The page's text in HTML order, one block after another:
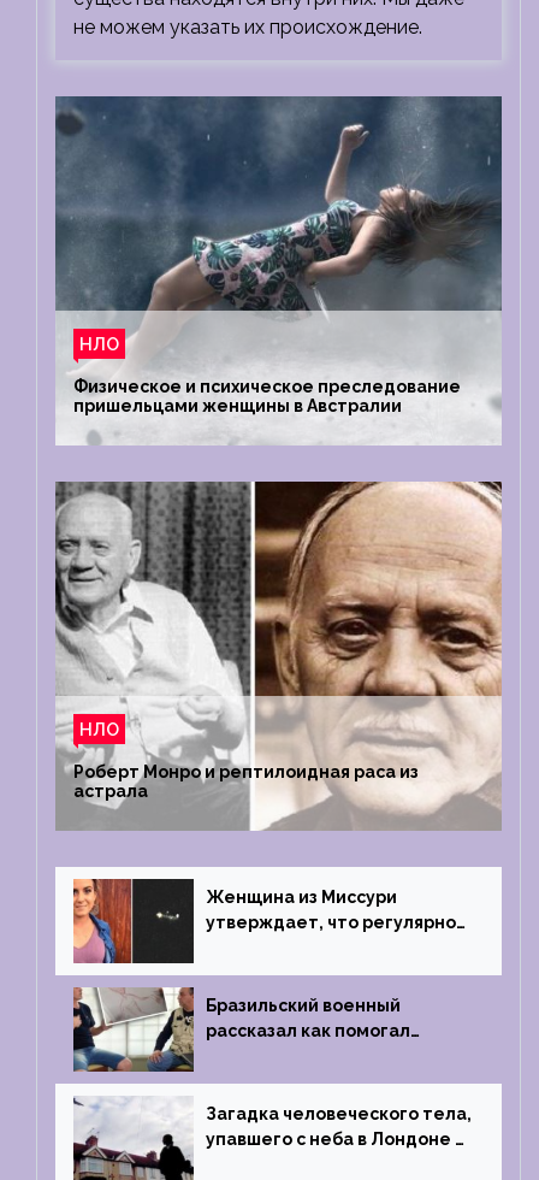
не можем указать их происхождение.
НЛО
Физическое и психическое преследование
пришельцами женщины в Австралии
НЛО
Роберт Монро и рептилоидная раса из
астрала
Женщина из Миссури
утверждает, что регулярно
инопланетянами
Бразильский военный
рассказал как помогал
1996 году
Загадка человеческого тела,
упавшего с неба в Лондоне в